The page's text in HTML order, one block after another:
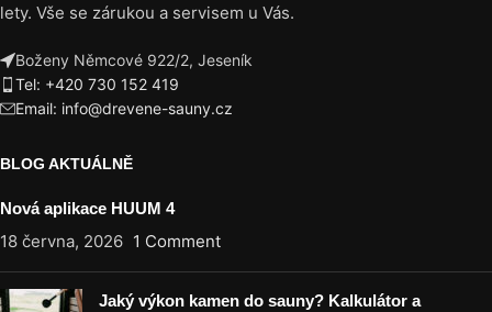
lety. Vše se zárukou a servisem u Vás.
Boženy Němcové 922/2, Jeseník
Tel: +420 730 152 419
Email: info@drevene-sauny.cz
BLOG AKTUÁLNĚ
Nová aplikace HUUM 4
18 června, 2026 1 Comment
Jaký výkon kamen do sauny? Kalkulátor a